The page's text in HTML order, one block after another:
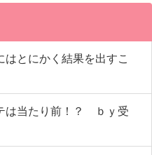
とにかく結果を出すこ
は当たり前！？ ｂｙ受